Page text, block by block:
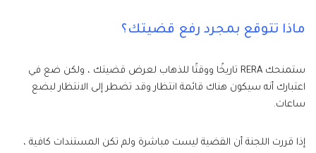
ماذا تتوقع بمجرد رفع قضيتك؟
ستمنحك RERA تاريخًا ووقتًا للذهاب لعرض قضيتك ، ولكن ضع في
اعتبارك أنه سيكون هناك قائمة انتظار وقد تضطر إلى الانتظار لبضع
ساعات.
إذا قررت اللجنة أن القضية ليست مباشرة ولم تكن المستندات كافية ،